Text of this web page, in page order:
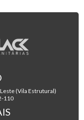
(Vila Estrutural)
110